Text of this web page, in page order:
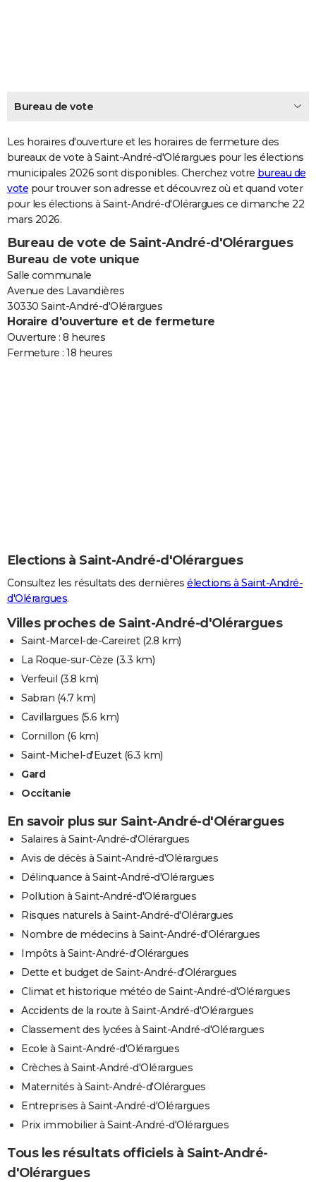
CARTE DE VOEUX
Dictionnaire
Biographies
Citations
Expressions
Proverbes
PROGRAMME TV
COPAINS D'AVANT
S'inscrire
Se connecter
Lycées
Collèges
Primaires
Universités
Entreprises
Service militaire
Avis de recherche
AVIS DE DÉCÈS
FORUM
Bricolage
Lifestyle
Culture
Sport
Auto
Television
Voyage
Cinema
Bureau de vote
Les horaires d'ouverture et les horaires de fermeture des
bureaux de vote à Saint-André-d'Olérargues pour les élections
municipales 2026 sont disponibles. Cherchez votre bureau de
vote pour trouver son adresse et découvrez où et quand voter
pour les élections à Saint-André-d'Olérargues ce dimanche 22
mars 2026.
Bureau de vote de Saint-André-d'Olérargues
Bureau de vote unique
Salle communale
Avenue des Lavandières
30330 Saint-André-d'Olérargues
Horaire d'ouverture et de fermeture
Ouverture : 8 heures
Fermeture : 18 heures
Elections à Saint-André-d'Olérargues
Consultez les résultats des dernières élections à Saint-André-
d'Olérargues.
Villes proches de Saint-André-d'Olérargues
Saint-Marcel-de-Careiret(2.8 km)
La Roque-sur-Cèze (3.3 km)
Verfeuil (3.8 km)
Sabran (4.7 km)
Cavillargues (5.6 km)
Cornillon (6 km)
Saint-Michel-d'Euzet(6.3 km)
Gard
Occitanie
En savoir plus sur Saint-André-d'Olérargues
Salaires à Saint-André-d'Olérargues
Avis de décès à Saint-André-d'Olérargues
Délinquance à Saint-André-d'Olérargues
Pollution à Saint-André-d'Olérargues
Risques naturels à Saint-André-d'Olérargues
Nombre de médecins à Saint-André-d'Olérargues
Impôts à Saint-André-d'Olérargues
Dette et budget de Saint-André-d'Olérargues
Climat et historique météo de Saint-André-d'Olérargues
Accidents de la route à Saint-André-d'Olérargues
Classement des lycées à Saint-André-d'Olérargues
Ecole à Saint-André-d'Olérargues
Crèches à Saint-André-d'Olérargues
Maternités à Saint-André-d'Olérargues
Entreprises à Saint-André-d'Olérargues
Prix immobilier à Saint-André-d'Olérargues
Tous les résultats officiels à Saint-André-
d'Olérargues